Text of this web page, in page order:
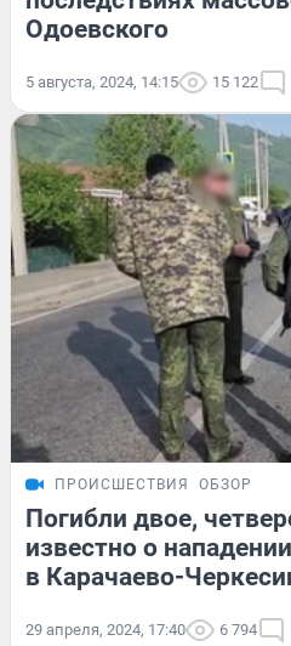
Одоевского
5 августа, 2024, 14:15 15 122
ПРОИСШЕСТВИЯ ОБЗОР
Погибли двое,
известно о
в Карачаево-
29 апреля, 2024, 17:40 6 794